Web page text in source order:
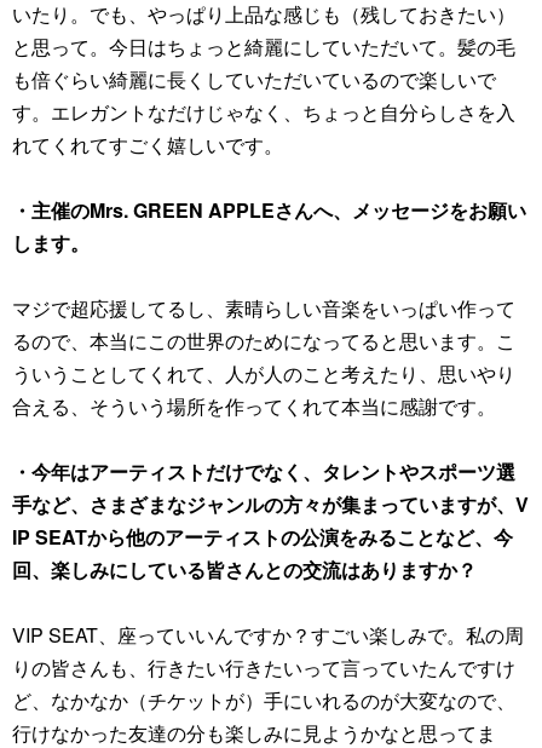
いたり。でも、やっぱり上品な感じも（残しておきたい）
と思って。今日はちょっと綺麗にしていただいて。髪の毛
も倍ぐらい綺麗に長くしていただいているので楽しいで
す。エレガントなだけじゃなく、ちょっと自分らしさを入
れてくれてすごく嬉しいです。
・主催のMrs. GREEN APPLEさんへ、メッセージをお願い
します。
マジで超応援してるし、素晴らしい音楽をいっぱい作って
るので、本当にこの世界のためになってると思います。こ
ういうことしてくれて、人が人のこと考えたり、思いやり
合える、そういう場所を作ってくれて本当に感謝です。
・今年はアーティストだけでなく、タレントやスポーツ選
手など、さまざまなジャンルの方々が集まっていますが、V
IP SEATから他のアーティストの公演をみることなど、今
回、楽しみにしている皆さんとの交流はありますか？
VIP SEAT、座っていいんですか？すごい楽しみで。私の周
りの皆さんも、行きたい行きたいって言っていたんですけ
ど、なかなか（チケットが）手にいれるのが大変なので、
行けなかった友達の分も楽しみに見ようかなと思ってま